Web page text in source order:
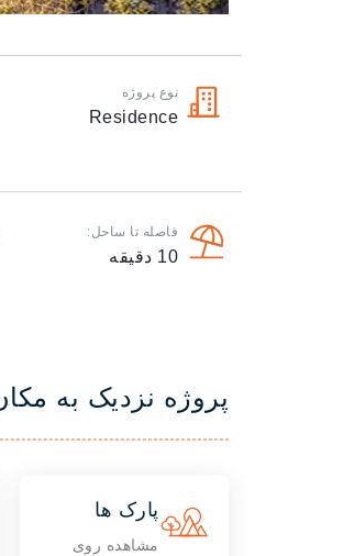
نوع پروژه
Residence
فاصله تا ساحل:
10 دقیقه
پروژه نزدیک به
پارک ها
مشاهده روی